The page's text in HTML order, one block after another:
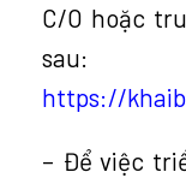
C/O hoặc
sau:
https://
– Để việc